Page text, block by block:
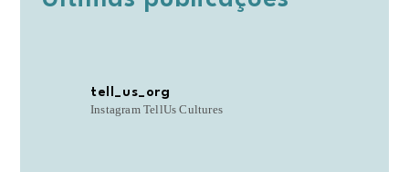
tell_us_org
Instagram TellUs Cultures